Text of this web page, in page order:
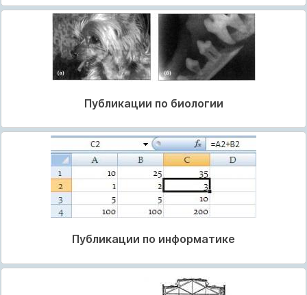
Публикации по биологии
Публикации по информатике